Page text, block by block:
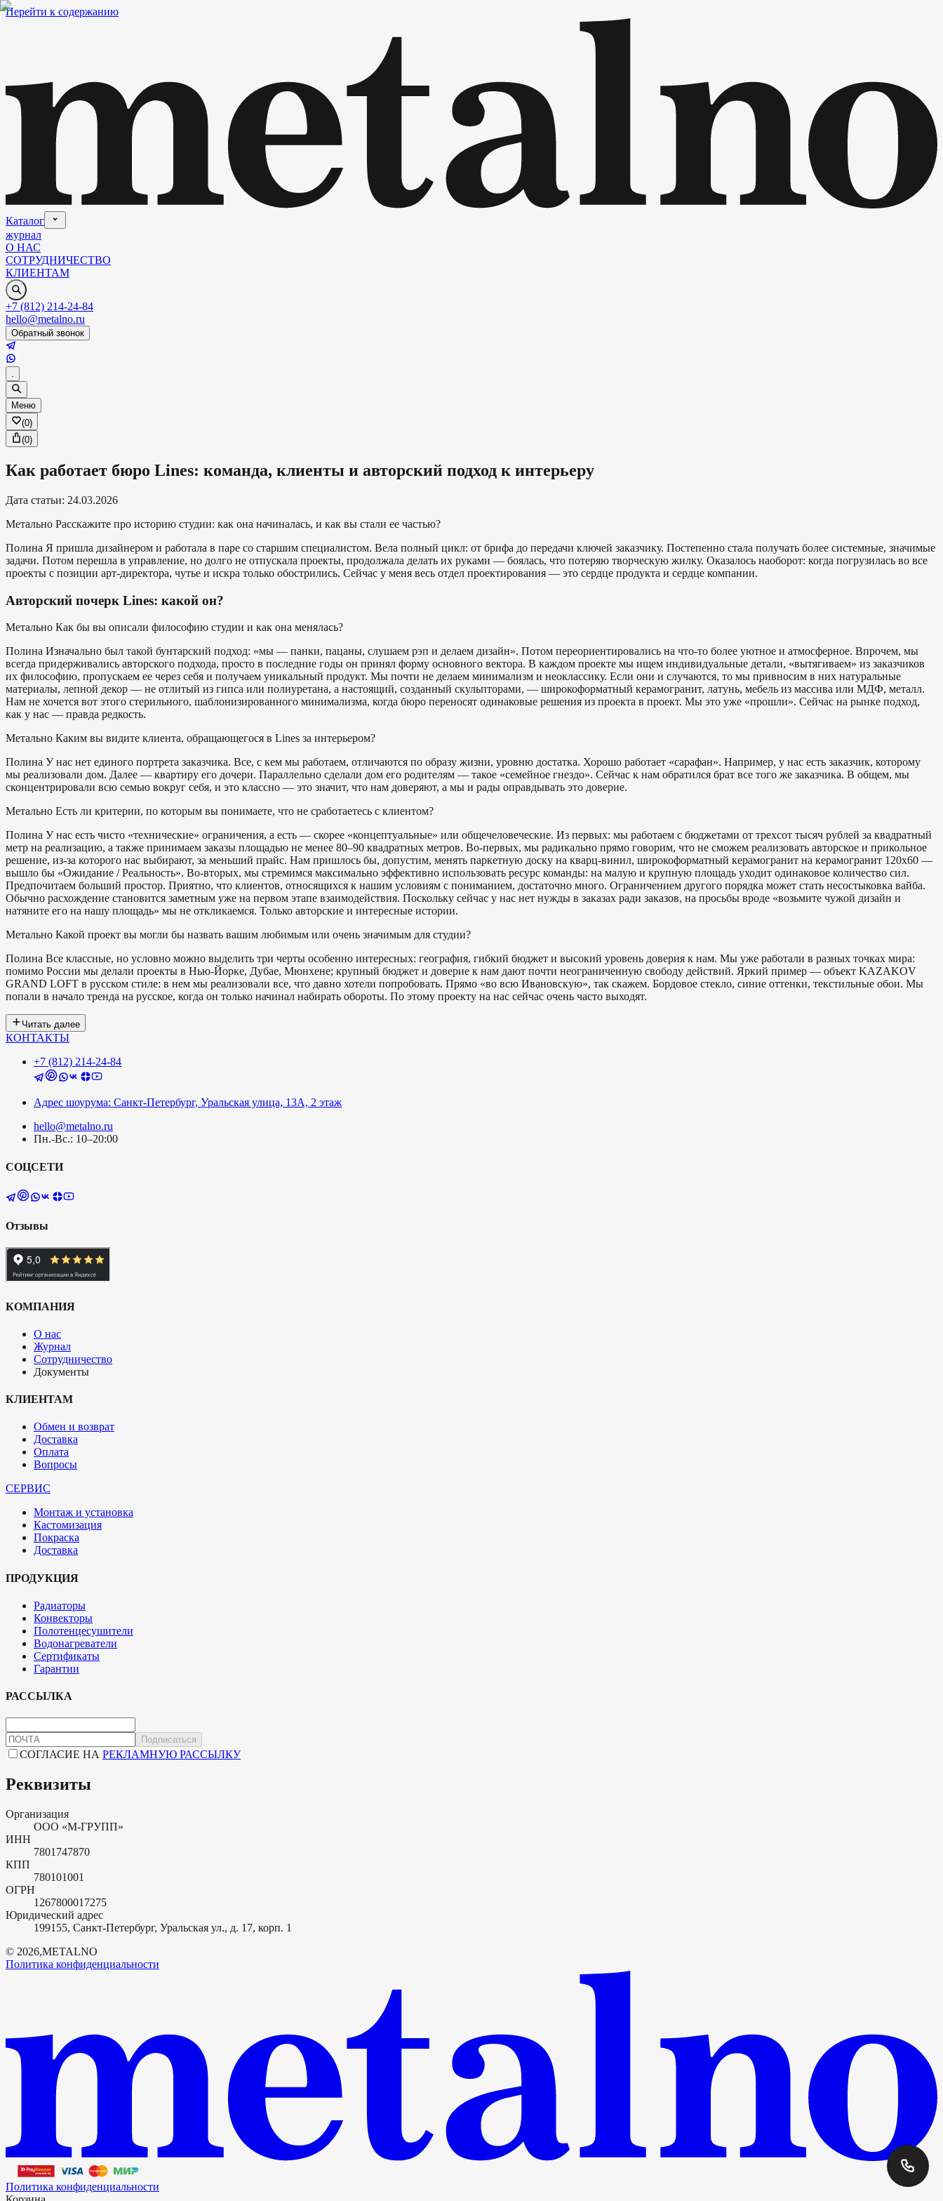
Перейти к содержанию
Каталог
журнал
О НАС
СОТРУДНИЧЕСТВО
КЛИЕНТАМ
+7 (812) 214-24-84
hello@metalno.ru
Обратный звонок
.
Меню
(0)
(0)
Как работает бюро Lines: команда, клиенты и авторский подход к интерьеру
Дата статьи: 24.03.2026
Метально Расскажите про историю студии: как она начиналась, и как вы стали ее частью?
Полина Я пришла дизайнером и работала в паре со старшим специалистом. Вела полный цикл: от брифа до передачи ключей заказчику. Постепенно стала получать более системные, значимые
задачи. Потом перешла в управление, но долго не отпускала проекты, продолжала делать их руками — боялась, что потеряю творческую жилку. Оказалось наоборот: когда погрузилась во все
проекты с позиции арт-директора, чутье и искра только обострились. Сейчас у меня весь отдел проектирования — это сердце продукта и сердце компании.
Авторский почерк Lines: какой он?
Метально Как бы вы описали философию студии и как она менялась?
Полина Изначально был такой бунтарский подход: «мы — панки, пацаны, слушаем рэп и делаем дизайн». Потом переориентировались на что-то более уютное и атмосферное. Впрочем, мы
всегда придерживались авторского подхода, просто в последние годы он принял форму основного вектора. В каждом проекте мы ищем индивидуальные детали, «вытягиваем» из заказчиков
их философию, пропускаем ее через себя и получаем уникальный продукт. Мы почти не делаем минимализм и неоклассику. Если они и случаются, то мы привносим в них натуральные
материалы, лепной декор — не отлитый из гипса или полиуретана, а настоящий, созданный скульпторами, — широкоформатный керамогранит, латунь, мебель из массива или МДФ, металл.
Нам не хочется вот этого стерильного, шаблонизированного минимализма, когда бюро переносят одинаковые решения из проекта в проект. Мы это уже «прошли». Сейчас на рынке подход,
как у нас — правда редкость.
Метально Каким вы видите клиента, обращающегося в Lines за интерьером?
Полина У нас нет единого портрета заказчика. Все, с кем мы работаем, отличаются по образу жизни, уровню достатка. Хорошо работает «сарафан». Например, у нас есть заказчик, которому
мы реализовали дом. Далее — квартиру его дочери. Параллельно сделали дом его родителям — такое «семейное гнездо». Сейчас к нам обратился брат все того же заказчика. В общем, мы
сконцентрировали всю семью вокруг себя, и это классно — это значит, что нам доверяют, а мы и рады оправдывать это доверие.
Метально Есть ли критерии, по которым вы понимаете, что не сработаетесь с клиентом?
Полина У нас есть чисто «технические» ограничения, а есть — скорее «концептуальные» или общечеловеческие. Из первых: мы работаем с бюджетами от трехсот тысяч рублей за квадратный
метр на реализацию, а также принимаем заказы площадью не менее 80–90 квадратных метров. Во-первых, мы радикально прямо говорим, что не сможем реализовать авторское и прикольное
решение, из-за которого нас выбирают, за меньший прайс. Нам пришлось бы, допустим, менять паркетную доску на кварц-винил, широкоформатный керамогранит на керамогранит 120х60 —
вышло бы «Ожидание / Реальность». Во-вторых, мы стремимся максимально эффективно использовать ресурс команды: на малую и крупную площадь уходит одинаковое количество сил.
Предпочитаем больший простор. Приятно, что клиентов, относящихся к нашим условиям с пониманием, достаточно много. Ограничением другого порядка может стать несостыковка вайба.
Обычно расхождение становится заметным уже на первом этапе взаимодействия. Поскольку сейчас у нас нет нужды в заказах ради заказов, на просьбы вроде «возьмите чужой дизайн и
натяните его на нашу площадь» мы не откликаемся. Только авторские и интересные истории.
Метально Какой проект вы могли бы назвать вашим любимым или очень значимым для студии?
Полина Все классные, но условно можно выделить три черты особенно интересных: география, гибкий бюджет и высокий уровень доверия к нам. Мы уже работали в разных точках мира:
помимо России мы делали проекты в Нью-Йорке, Дубае, Мюнхене; крупный бюджет и доверие к нам дают почти неограниченную свободу действий. Яркий пример — объект KAZAKOV
GRAND LOFT в русском стиле: в нем мы реализовали все, что давно хотели попробовать. Прямо «во всю Ивановскую», так скажем. Бордовое стекло, синие оттенки, текстильные обои. Мы
попали в начало тренда на русское, когда он только начинал набирать обороты. По этому проекту на нас сейчас очень часто выходят.
Читать далее
КОНТАКТЫ
+7 (812) 214-24-84
Адрес шоурума: Санкт-Петербург, Уральская улица, 13А, 2 этаж
hello@metalno.ru
Пн.-Вс.: 10–20:00
СОЦСЕТИ
Отзывы
КОМПАНИЯ
О нас
Журнал
Сотрудничество
Документы
КЛИЕНТАМ
Обмен и возврат
Доставка
Оплата
Вопросы
СЕРВИС
Монтаж и установка
Кастомизация
Покраска
Доставка
ПРОДУКЦИЯ
Радиаторы
Конвекторы
Полотенцесушители
Водонагреватели
Сертификаты
Гарантии
РАССЫЛКА
Подписаться
СОГЛАСИЕ НА РЕКЛАМНУЮ РАССЫЛКУ
Реквизиты
Организация
ООО «М-ГРУПП»
ИНН
7801747870
КПП
780101001
ОГРН
1267800017275
Юридический адрес
199155, Санкт-Петербург, Уральская ул., д. 17, корп. 1
© 2026,METALNO
Политика конфиденциальности
Политика конфиденциальности